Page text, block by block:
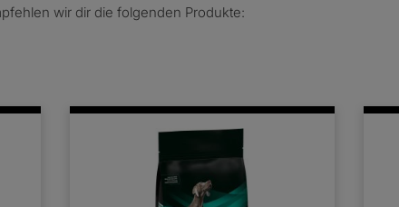
wir dir die folgenden Produkte: